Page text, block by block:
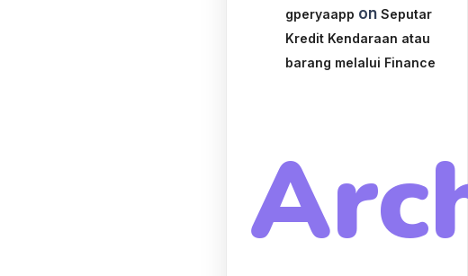
gperyaapp onSeputar
Kredit Kendaraan atau
barang melalui Finance